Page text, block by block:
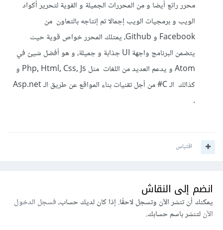
محرر رائع أيضا و من المحررات الجميلة و القوية لتحرير أكواد
الويب و برمجيات الويب إجمالا تم إنتاجه بالتعاون من
Facebook و Github، يمتلك المحرر خواص قوية حيث
يتضمن البرنامج واجهة UI جذابة و جميلة، و هو أفضل شيئ في
Atom و يدعم العديد من اللغات مثل Php, Html, Css, Js و
كذالك الـ C# من أجل تقنيات بناء المواقع عن طريق الـ Asp.net
.
اقتباس
انضم إلى النقاش
يمكنك أن تنشر الآن وتسجل لاحقًا. إذا كان لديك حساب،فسجل الدخول
الآنلتنشر باسم حسابك.